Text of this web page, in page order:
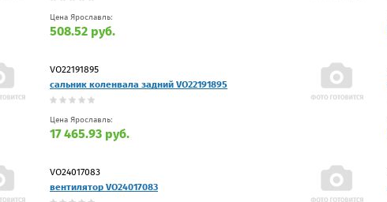
Цена Ярославль:
508.52 руб.
VO22191895
сальник коленвала задний VO22191895
Цена Ярославль:
17 465.93 руб.
VO24017083
вентилятор VO24017083